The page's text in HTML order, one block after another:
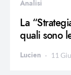
Analisi
La
quali sono
Lucien 11